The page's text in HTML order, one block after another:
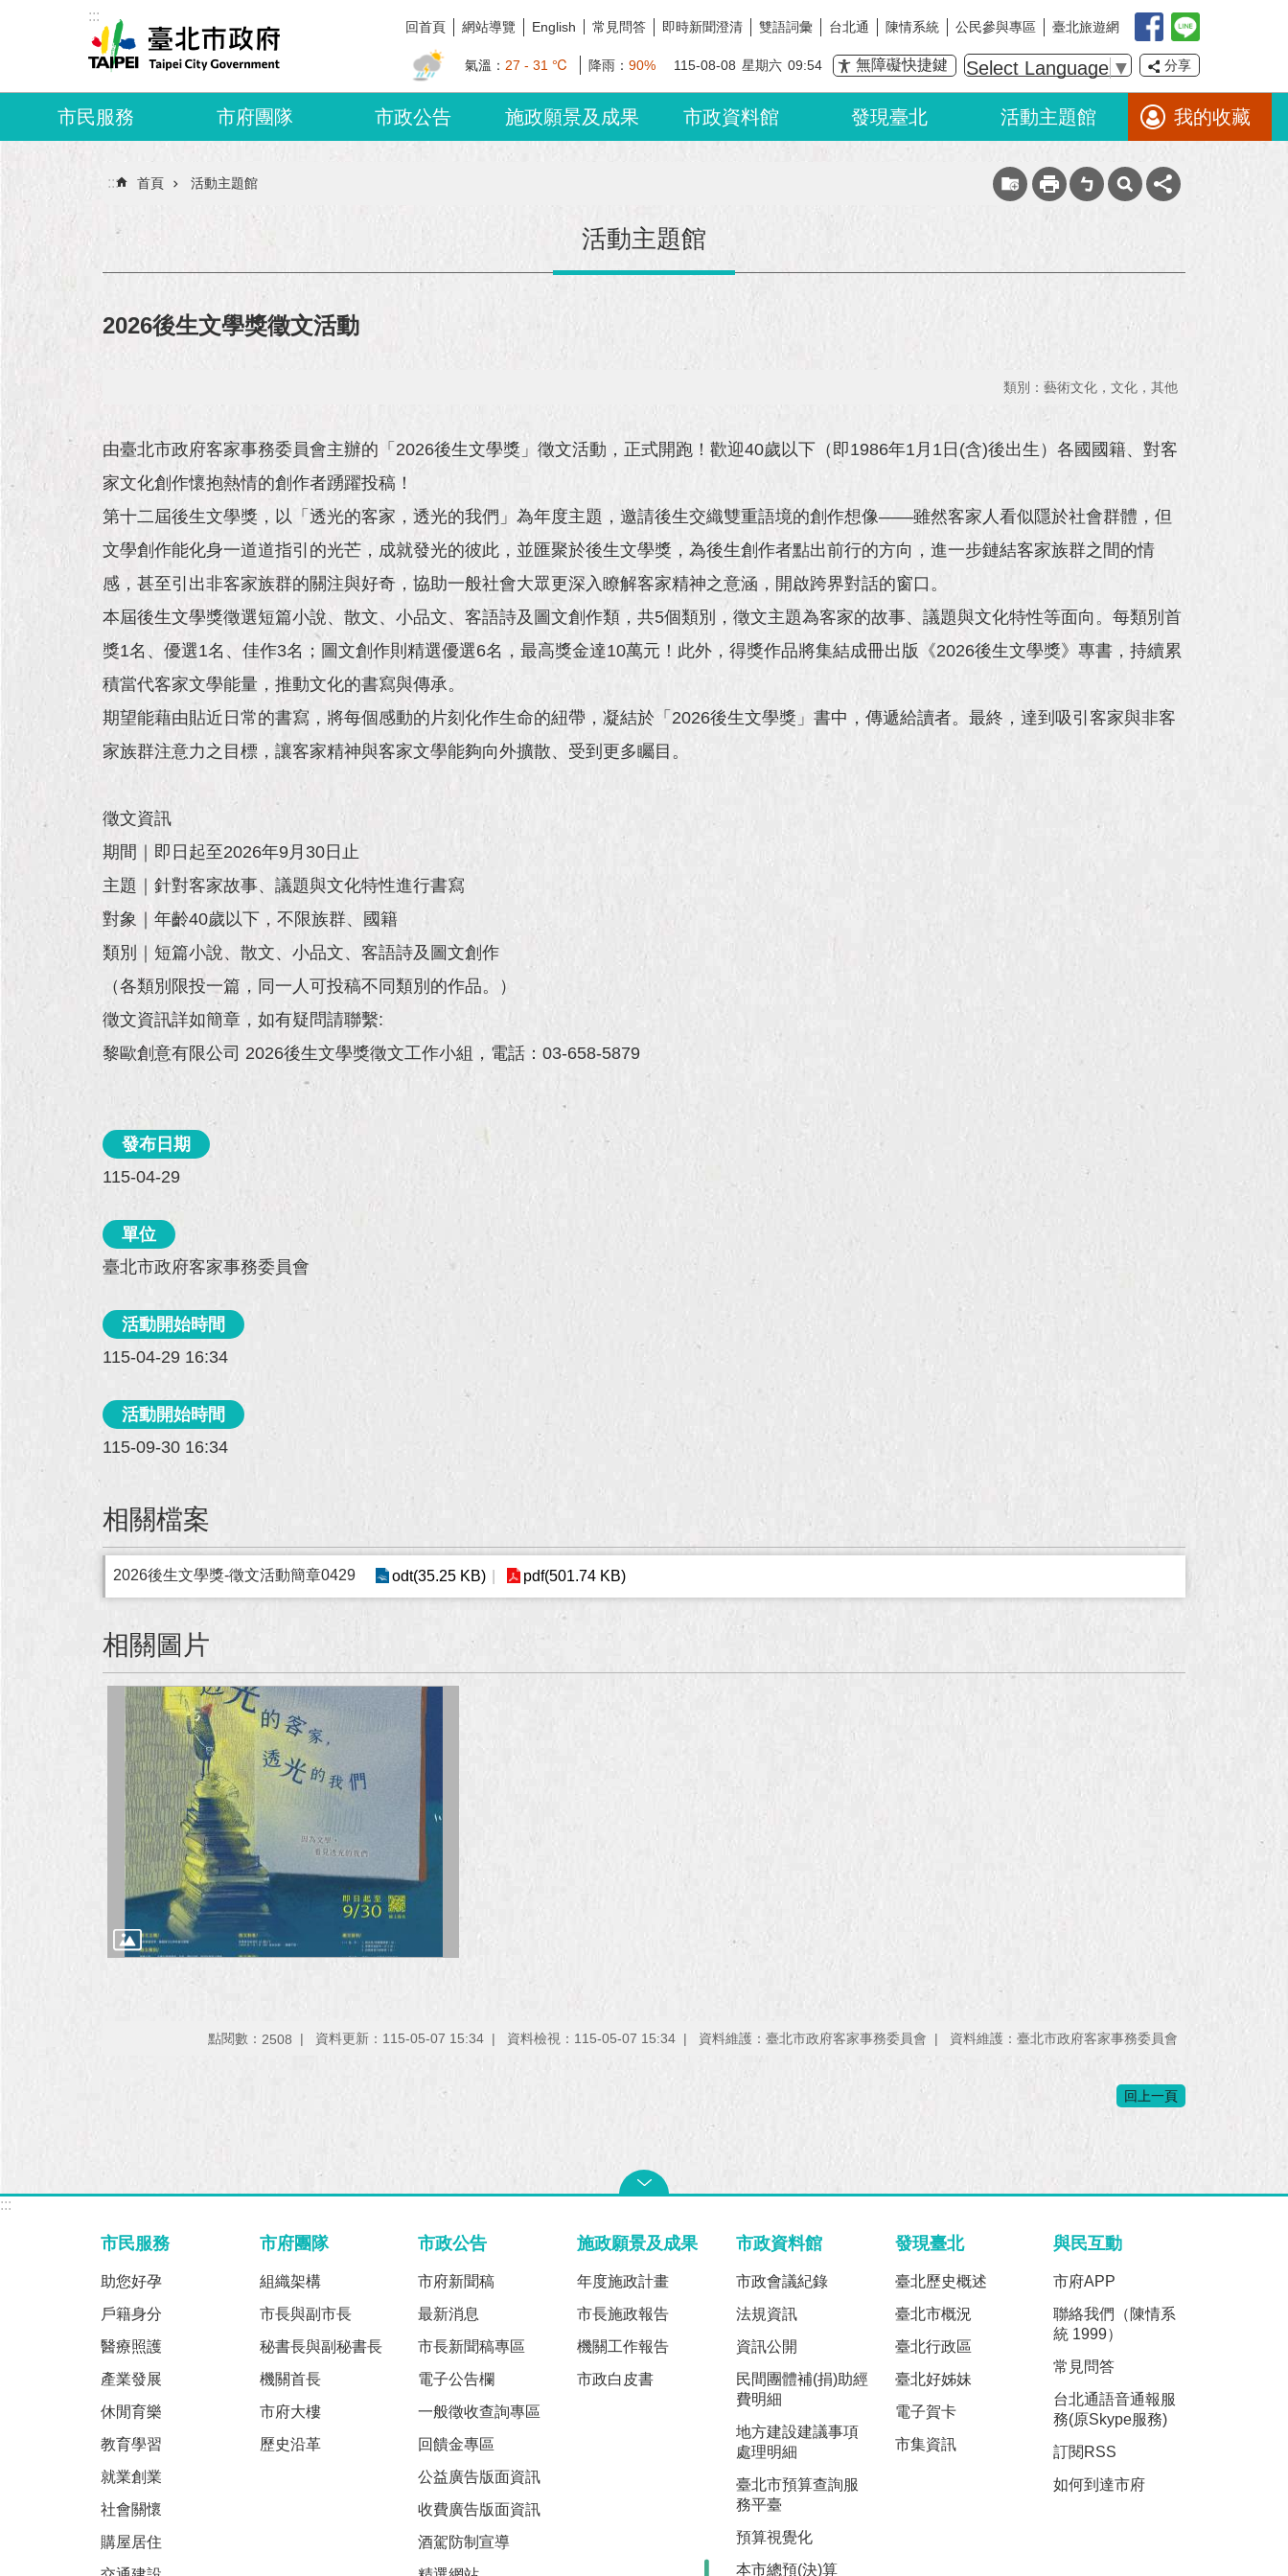
跳到主要內容區塊
:::
回首頁 網站導覽 English 常見問答 即時新聞澄清 雙語詞彙 台北通 陳情系統 公民參與專區 臺北旅遊網
氣溫： 27 - 31 ℃ 降雨： 90% 115-08-08 星期六 09:54 無障礙快捷鍵 Select Language ▼ 分享
市民服務 市府團隊 市政公告 施政願景及成果 市政資料館 發現臺北 活動主題館 我的收藏
::: 首頁 活動主題館
活動主題館
2026後生文學獎徵文活動
類別：藝術文化，文化，其他
由臺北市政府客家事務委員會主辦的「2026後生文學獎」徵文活動，正式開跑！歡迎40歲以下（即1986年1月1日(含)後出生）各國國籍、對客
家文化創作懷抱熱情的創作者踴躍投稿！
第十二屆後生文學獎，以「透光的客家，透光的我們」為年度主題，邀請後生交織雙重語境的創作想像——雖然客家人看似隱於社會群體，但
文學創作能化身一道道指引的光芒，成就發光的彼此，並匯聚於後生文學獎，為後生創作者點出前行的方向，進一步鏈結客家族群之間的情
感，甚至引出非客家族群的關注與好奇，協助一般社會大眾更深入瞭解客家精神之意涵，開啟跨界對話的窗口。
本屆後生文學獎徵選短篇小說、散文、小品文、客語詩及圖文創作類，共5個類別，徵文主題為客家的故事、議題與文化特性等面向。每類別首
獎1名、優選1名、佳作3名；圖文創作則精選優選6名，最高獎金達10萬元！此外，得獎作品將集結成冊出版《2026後生文學獎》專書，持續累
積當代客家文學能量，推動文化的書寫與傳承。
期望能藉由貼近日常的書寫，將每個感動的片刻化作生命的紐帶，凝結於「2026後生文學獎」書中，傳遞給讀者。最終，達到吸引客家與非客
家族群注意力之目標，讓客家精神與客家文學能夠向外擴散、受到更多矚目。
徵文資訊
期間｜即日起至2026年9月30日止
主題｜針對客家故事、議題與文化特性進行書寫
對象｜年齡40歲以下，不限族群、國籍
類別｜短篇小說、散文、小品文、客語詩及圖文創作
（各類別限投一篇，同一人可投稿不同類別的作品。）
徵文資訊詳如簡章，如有疑問請聯繫:
黎歐創意有限公司 2026後生文學獎徵文工作小組，電話：03-658-5879
發布日期
115-04-29
單位
臺北市政府客家事務委員會
活動開始時間
115-04-29 16:34
活動開始時間
115-09-30 16:34
相關檔案
2026後生文學獎-徵文活動簡章0429 odt(35.25 KB) pdf(501.74 KB)
相關圖片
點閱數： 2508 資料更新：115-05-07 15:34 資料檢視：115-05-07 15:34 資料維護：臺北市政府客家事務委員會 資料維護：臺北市政府客家事務委員會
回上一頁
:::
市民服務
助您好孕
戶籍身分
醫療照護
產業發展
休閒育樂
教育學習
就業創業
社會關懷
購屋居住
市府團隊
組織架構
市長與副市長
秘書長與副秘書長
機關首長
市府大樓
歷史沿革
市政公告
市府新聞稿
最新消息
市長新聞稿專區
電子公告欄
一般徵收查詢專區
回饋金專區
公益廣告版面資訊
收費廣告版面資訊
酒駕防制宣導
施政願景及成果
年度施政計畫
市長施政報告
機關工作報告
市政白皮書
市政資料館
市政會議紀錄
法規資訊
資訊公開
民間團體補(捐)助經
費明細
地方建設建議事項
處理明細
臺北市預算查詢服
務平臺
預算視覺化
本市總預(決)算
發現臺北
臺北歷史概述
臺北市概況
臺北行政區
臺北好姊妹
電子賀卡
市集資訊
與民互動
市府APP
聯絡我們（陳情系
統 1999）
常見問答
台北通語音通報服
務(原Skype服務)
訂閱RSS
如何到達市府